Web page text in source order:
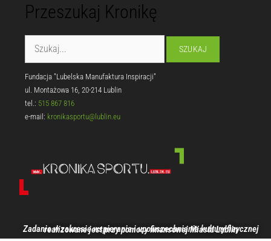
Przeszukaj Kronikę
Fundacja "Lubelska Manufaktura Inspiracji"
ul. Montażowa 16, 20-214 Lublin
tel.: 515 867 816
e-mail: kronikasportu@lublin.eu
Zadanie w zakresie wspierania i upowszechniania kultury fizycznej realizowane jest przy pomocy finansowej Miasta Lublin